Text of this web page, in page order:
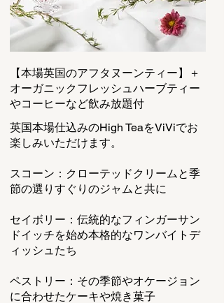
【本場英国のアフタヌーンティー】＋
オーガニックフレッシュハーブティー
やコーヒーなど飲み放題付
英国本場仕込みのHigh TeaをViViでお
楽しみいただけます。
スコーン：クローテッドクリームと季
節の選りすぐりのジャムと共に
セイボリー：伝統的なフィンガーサン
ドイッチを始め本格的なワンバイトデ
ィッシュたち
ペストリー：その季節やオケージョン
に合わせたケーキや焼き菓子